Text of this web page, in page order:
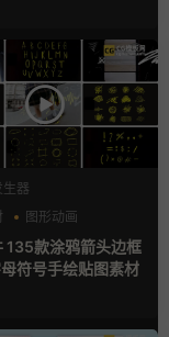
生器
图形动画
135款涂鸦箭头边框
符号手绘贴图素材